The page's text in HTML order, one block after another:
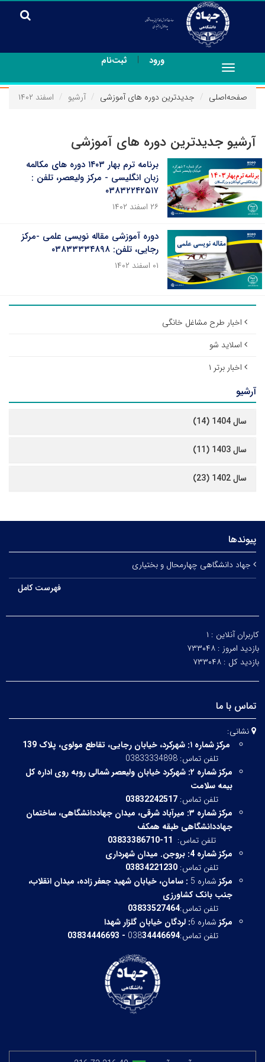
ورود | ثبت‌نام
Toggle
navigation
صفحه‌اصلی
جدیدترین دوره های آموزشی آرشیو اسفند ۱۴۰۲
آرشیو جدیدترین دوره های آموزشی
برنامه ترم بهار ۱۴۰۳ دوره های مکالمه
زبان انگلیسی - مرکز ولیعصر، تلفن :
۰۳۸۳۲۲۴۲۵۱۷
۲۶ اسفند ۱۴۰۲
دوره آموزشی مقاله نویسی علمی -مرکز
رجایی، تلفن: ۰۳۸۳۳۳۳۴۸۹۸
۰۱ اسفند ۱۴۰۲
اخبار طرح مشاغل خانگی
اسلاید شو
اخبار برتر ۱
آرشیو
سال 1404 (14)
سال 1403 (11)
سال 1402 (23)
پیوندها
جهاد دانشگاهی چهارمحال و بختیاری
فهرست کامل
کاربران آنلاین : ۱
بازدید امروز : ۷۳۳۰۴۸
بازدید کل : ۷۳۳۰۴۸
تماس با ما
نشانی:
مرکز شماره ۱:
شهرکرد، خیابان رجایی، تقاطع مولوی، پلاک 139
تلفن تماس: 03833334898
مرکز شماره ۲:
شهرکرد خیابان ولیعصر شمالی روبه روی اداره کل
بیمه سلامت
تلفن تماس: 03832242517
مرکز شماره ۳:
میرآباد شرقی، میدان جهاددانشگاهی، ساختمان
جهاددانشگاهی طبقه همکف
تلفن تماس:
مرکز شماره 4: بروجن. میدان شهرداری
تلفن تماس: 03834221230
مرکز شماره 5 : سامان، خیابان شهید جعفر زاده، میدان انقلاب،
جنب بانک کشاورزی
تلفن تماس:03833527464
مرکز شماره 6 : لردگان خیابان گلزار شهدا
تلفن تماس:03834446694 - 03834446693